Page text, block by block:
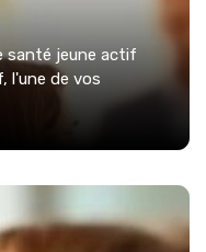
santé jeune actif
l'une de vos